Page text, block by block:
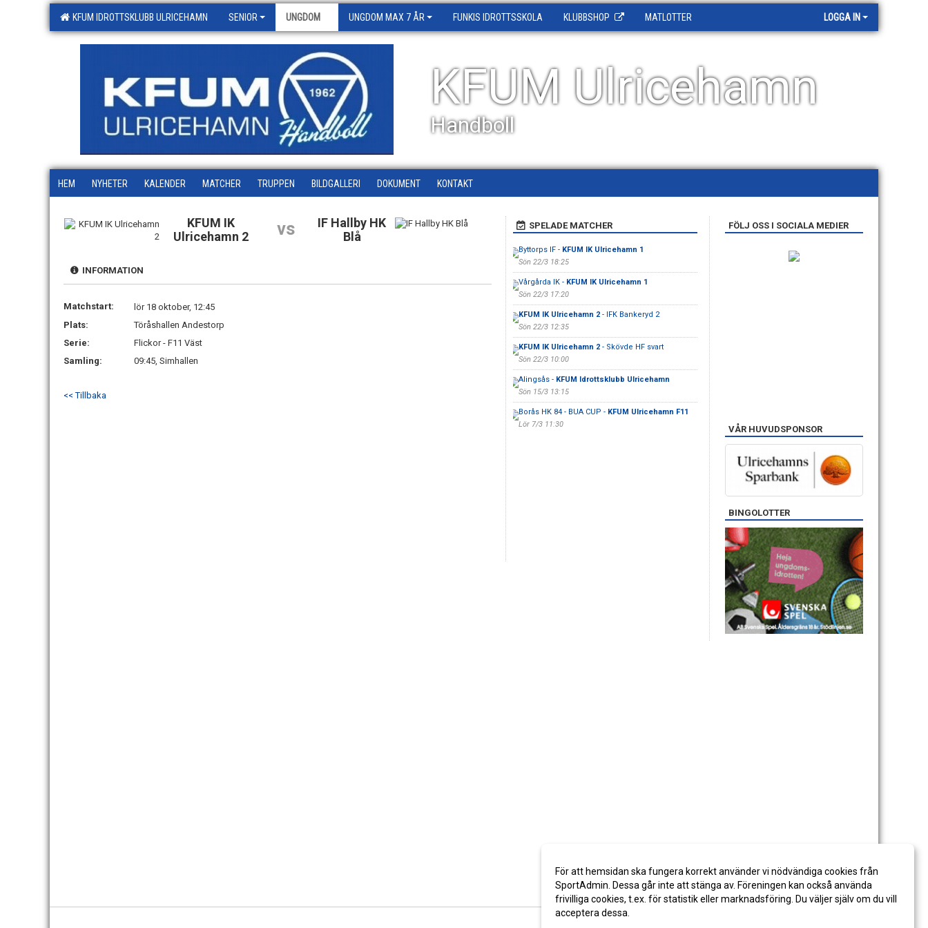
KFUM IDROTTSKLUBB ULRICEHAMN SENIOR UNGDOM UNGDOM MAX 7 ÅR FUNKIS IDROTTSSKOLA KLUBBSHOP MATLOTTER LOGGA IN
KFUM Ulricehamn
Handboll
HEM NYHETER KALENDER MATCHER TRUPPEN BILDGALLERI DOKUMENT KONTAKT
KFUM IK
Ulricehamn 2
vs
IF Hallby HK
Blå
INFORMATION
Matchstart:
lör 18 oktober, 12:45
Plats:
Töråshallen Andestorp
Serie:
Flickor - F11 Väst
Samling:
09:45, Simhallen
<< Tillbaka
SPELADE MATCHER
Byttorps IF - KFUM IK Ulricehamn 1
Sön 22/3 18:25
Vårgårda IK - KFUM IK Ulricehamn 1
Sön 22/3 17:20
KFUM IK Ulricehamn 2- IFK Bankeryd 2
Sön 22/3 12:35
KFUM IK Ulricehamn 2- Skövde HF svart
Sön 22/3 10:00
Alingsås - KFUM Idrottsklubb Ulricehamn
Sön 15/3 13:15
Borås HK 84 - BUA CUP - KFUM Ulricehamn F11
Lör 7/3 11:30
FÖLJ OSS I SOCIALA MEDIER
VÅR HUVUDSPONSOR
BINGOLOTTER
För att hemsidan ska fungera korrekt använder vi nödvändiga cookies från
SportAdmin. Dessa går inte att stänga av. Föreningen kan också använda
frivilliga cookies, t.ex. för statistik eller marknadsföring. Du väljer själv om du vill
acceptera dessa.